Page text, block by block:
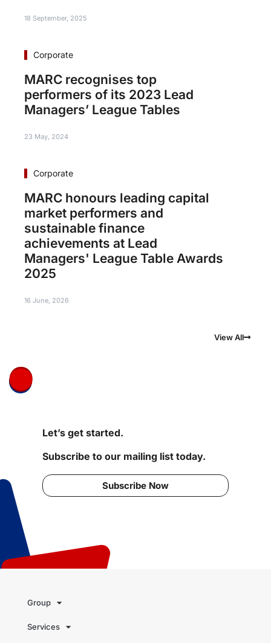
18 September, 2025
Corporate
MARC recognises top
performers of its 2023 Lead
Managers’ League Tables
23 May, 2024
Corporate
MARC honours leading capital
market performers and
sustainable finance
achievements at Lead
Managers' League Table Awards
2025
16 June, 2026
View All
Let’s get started.
Subscribe to our mailing list today.
Subscribe Now
Group
Services